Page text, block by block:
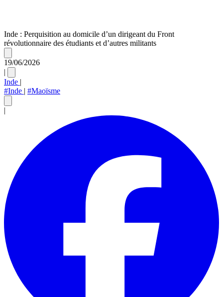
Inde : Perquisition au domicile d’un dirigeant du Front
révolutionnaire des étudiants et d’autres militants
19/06/2026
|
Inde |
#Inde | #Maoïsme
|